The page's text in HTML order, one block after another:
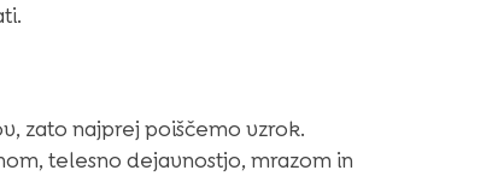
zato najprej poiščemo vzrok.
telesno dejavnostjo, mrazom in